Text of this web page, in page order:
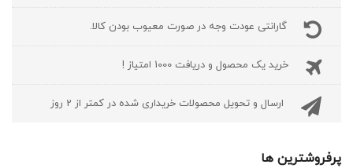
گارانتی عودت وجه در صورت معیوب بودن کالا.
خرید یک محصول و دریافت 1000 امتیاز !
ارسال و تحویل محصولات خریداری شده در کمتر از 2 روز
پرفروشترین ها